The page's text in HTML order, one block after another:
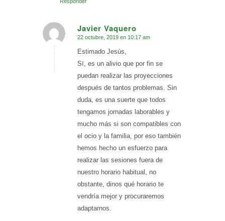
Javier Vaquero
Dice:
22 octubre, 2019 en 10:17 am
Estimado Jesús,
Sí, es un alivio que por fin se
puedan realizar las proyecciones
después de tantos problemas. Sin
duda, es una suerte que todos
tengamos jornadas laborables y
mucho más si son compatibles con
el ocio y la familia, por eso también
hemos hecho un esfuerzo para
realizar las sesiones fuera de
nuestro horario habitual, no
obstante, dinos qué horario te
vendría mejor y procuraremos
adaptarnos.